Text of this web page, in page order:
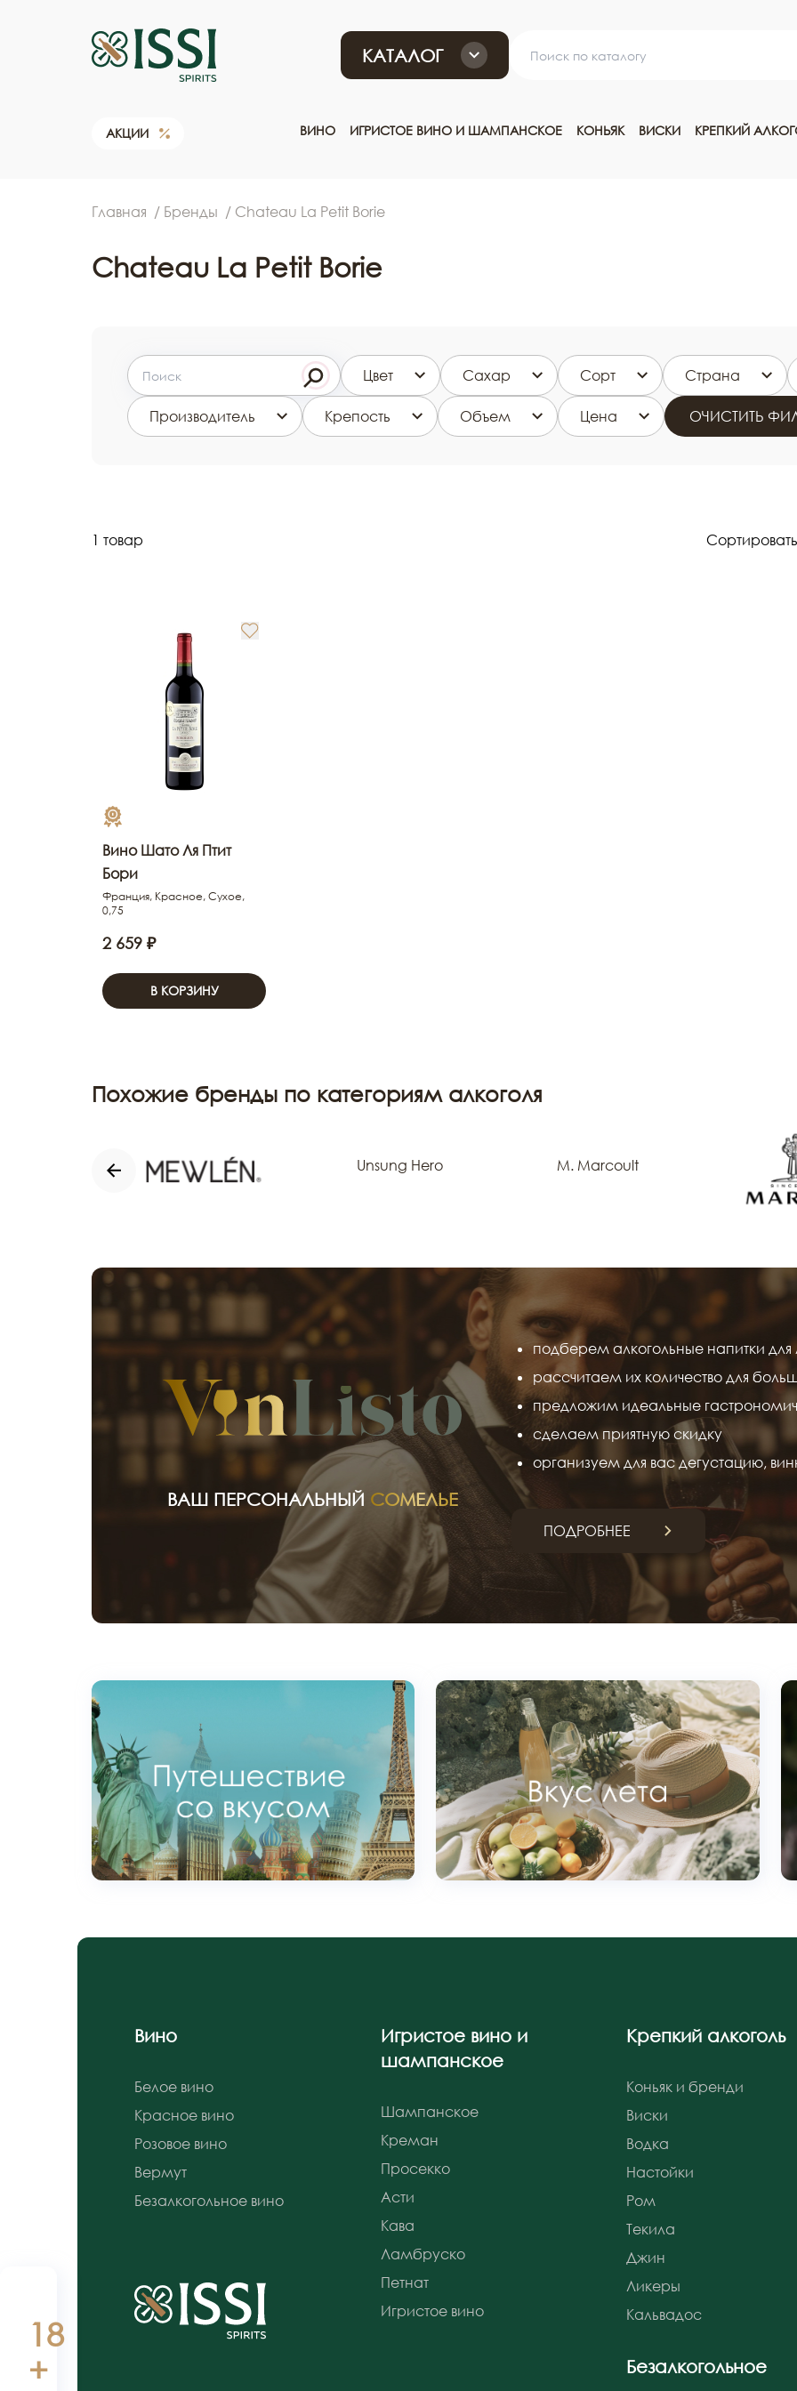
КАТАЛОГ
АКЦИИ ВИНО ИГРИСТОЕ ВИНО И ШАМПАНСКОЕ КОНЬЯК ВИСКИ КРЕПКИЙ
Главная Бренды Chateau La Petit Borie
Chateau La Petit Borie
Цвет Сахар Сорт Страна
Производитель Крепость Объем Цена ОЧИСТИТЬ
1 товар
Вино Шато Ля Птит
Бори
Франция, Красное, Сухое,
0,75
2 659 ₽
В КОРЗИНУ
Похожие бренды по категориям алкоголя
Unsung Hero M. Marcoult
ВАШ ПЕРСОНАЛЬНЫЙ СОМЕЛЬЕ
подберем алкогольные напитки для
рассчитаем их количество для
предложим идеальные
сделаем приятную скидку
организуем для вас дегустацию,
ПОДРОБНЕЕ
Вино
Белое вино
Красное вино
Розовое вино
Вермут
Безалкогольное вино
Игристое вино и
шампанское
Шампанское
Креман
Просекко
Асти
Кава
Ламбруско
Петнат
Игристое вино
Крепкий алкоголь
Коньяк и бренди
Виски
Водка
Настойки
Ром
Текила
Джин
Ликеры
Кальвадос
Безалкогольное
18
+